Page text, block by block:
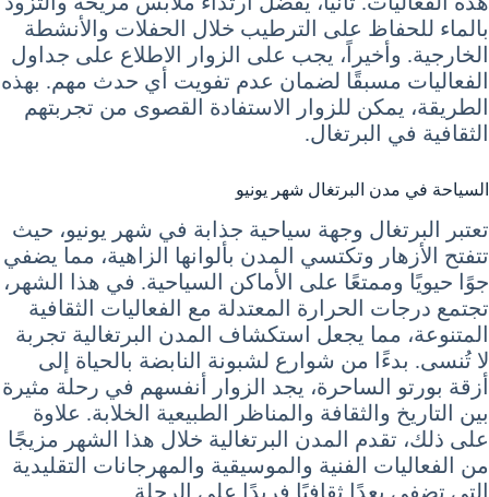
بالماء للحفاظ على الترطيب خلال الحفلات والأنشطة
الخارجية. وأخيراً، يجب على الزوار الاطلاع على جداول
الفعاليات مسبقًا لضمان عدم تفويت أي حدث مهم. بهذه
الطريقة، يمكن للزوار الاستفادة القصوى من تجربتهم
الثقافية في البرتغال.
السياحة في مدن البرتغال شهر يونيو
تعتبر البرتغال وجهة سياحية جذابة في شهر يونيو، حيث
تتفتح الأزهار وتكتسي المدن بألوانها الزاهية، مما يضفي
جوًا حيويًا وممتعًا على الأماكن السياحية. في هذا الشهر،
تجتمع درجات الحرارة المعتدلة مع الفعاليات الثقافية
المتنوعة، مما يجعل استكشاف المدن البرتغالية تجربة
لا تُنسى. بدءًا من شوارع لشبونة النابضة بالحياة إلى
أزقة بورتو الساحرة، يجد الزوار أنفسهم في رحلة مثيرة
بين التاريخ والثقافة والمناظر الطبيعية الخلابة. علاوة
على ذلك، تقدم المدن البرتغالية خلال هذا الشهر مزيجًا
من الفعاليات الفنية والموسيقية والمهرجانات التقليدية
التي تضفي بعدًا ثقافيًا فريدًا على الرحلة.